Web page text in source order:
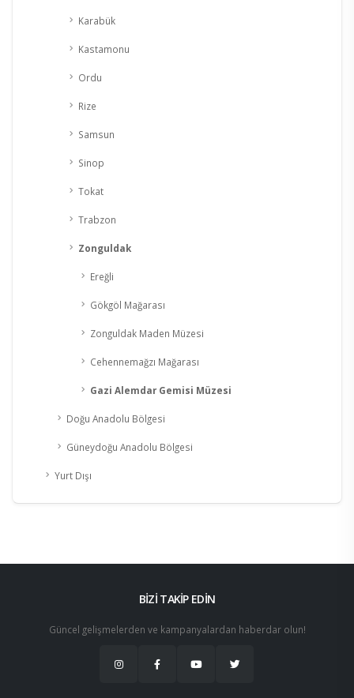
Karabük
Kastamonu
Ordu
Rize
Samsun
Sinop
Tokat
Trabzon
Zonguldak
Ereğli
Gökgöl Mağarası
Zonguldak Maden Müzesi
Cehennemağzı Mağarası
Gazi Alemdar Gemisi Müzesi
Doğu Anadolu Bölgesi
Güneydoğu Anadolu Bölgesi
Yurt Dışı
BİZİ TAKİP EDİN
Güncel gelişmelerden ve kampanyalardan haberdar olun!